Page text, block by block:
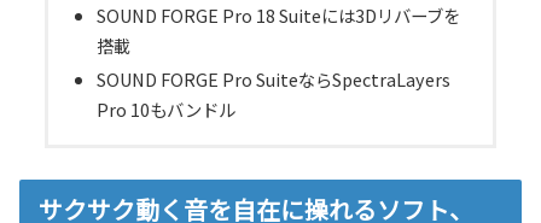
SOUND FORGE Pro 18 Suiteには3Dリバーブを
搭載
SOUND FORGE Pro SuiteならSpectraLayers
Pro 10もバンドル
サクサク動く音を自在に操れるソフト、